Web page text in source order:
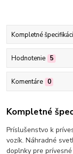
Kompletné
Hodnotenie 5
Komentáre 0
Kompletné
Príslušenstvo k
vozík. Náhradné
doplnky pre